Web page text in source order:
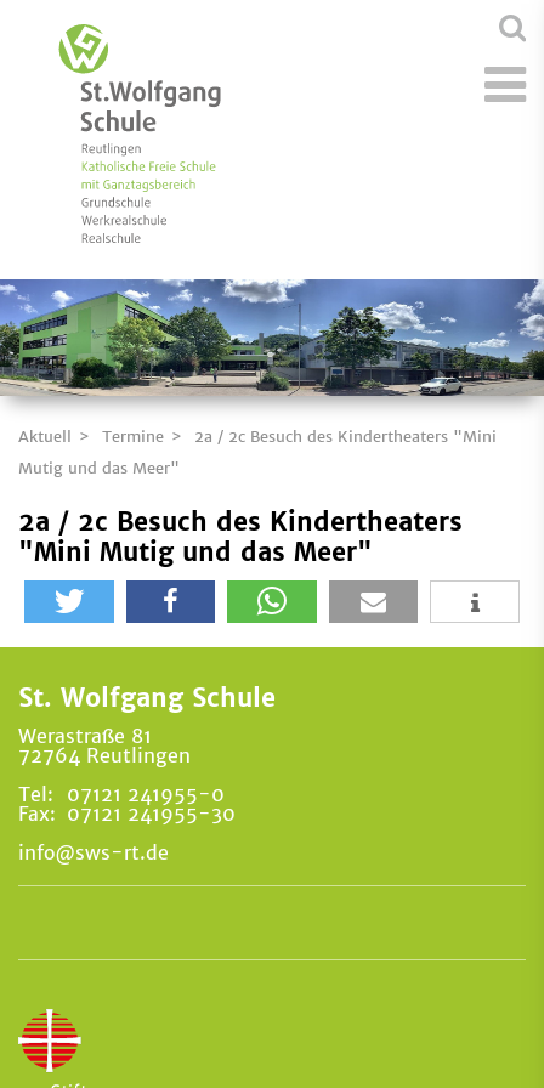
Aktuell Termine
2a / 2c Besuch des Kindertheaters "Mini
Mutig und das Meer"
2a / 2c Besuch des Kindertheaters
"Mini Mutig und das Meer"
St. Wolfgang Schule
Werastraße 81
72764 Reutlingen
Tel:
07121 241955-0
Fax: 07121 241955-30
info@sws-rt.de